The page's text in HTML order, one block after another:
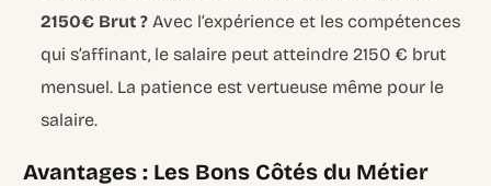
2150€ Brut ? Avec l’expérience et les compétences
qui s’affinant, le salaire peut atteindre 2150 € brut
mensuel. La patience est vertueuse même pour le
salaire.
Avantages : Les Bons Côtés du Métier